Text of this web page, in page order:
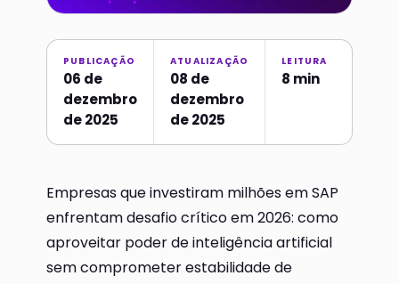
PUBLICAÇÃO
06 de
dezembro
de 2025
ATUALIZAÇÃO
08 de
dezembro
de 2025
LEITURA
8 min
Empresas que investiram milhões em SAP
enfrentam desafio crítico em 2026: como
aproveitar poder de inteligência artificial
sem comprometer estabilidade de